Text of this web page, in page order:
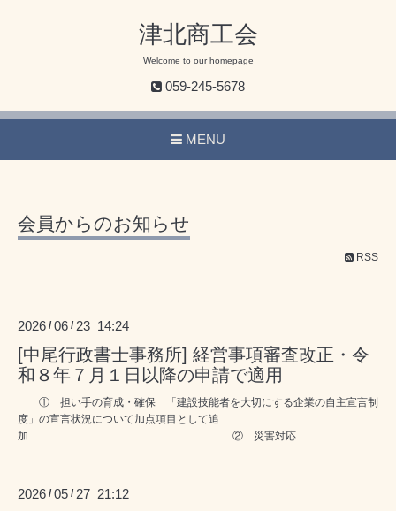
津北商工会
Welcome to our homepage
059-245-5678
MENU
会員からのお知らせ
RSS
2026 /06 / 23 14:24
[中尾行政書士事務所] 経営事項審査改正・令
和８年７月１日以降の申請で適用
① 担い手の育成・確保 「建設技能者を大切にする企業の自主宣言制
度」の宣言状況について加点項目として追
加 ② 災害対応...
2026 /05 / 27 21:12